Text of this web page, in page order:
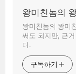
왕미친놈의
왕미친놈의 왕미
써도 되지만, 근
다.
구독하기